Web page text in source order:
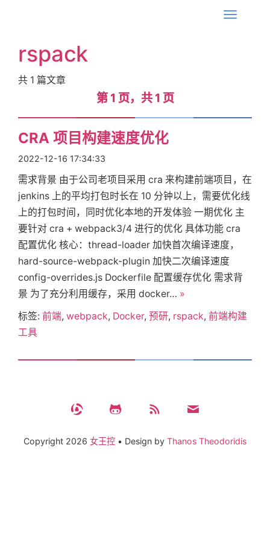
T
n
g
a
t
i
o
首
页
标
签
关
于
搜
rspack
共 1 篇文章
第 1 页，共 1 页
CRA 项目构建速度优化
2022-12-16 17:34:33
需求背景 由于公司老项目采用 cra 来构建前端项目，在
jenkins 上的平均打包时长在 10 分钟以上，需要优化线
上的打包时间，同时优化本地的开发体验 一期优化 主
要针对 cra + webpack3/4 进行的优化 具体功能 cra
配置优化 核心：thread-loader 加快首次编译速度，
hard-source-webpack-plugin 加快二次编译速度
config-overrides.js Dockerfile 配置缓存优化 需求背
景 为了充分利用缓存，采用 docker… »
标签: 前端, webpack, Docker, 预研, rspack, 前端构建
工具
第 1 页，共 1 页
Copyright 2026 女王控 • Design by Thanos Theodoridis